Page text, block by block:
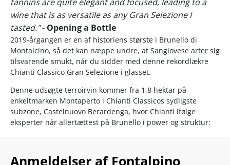
wine that is as versatile as any Gran Selezione I
tasted."- Opening a Bottle
2019-årgangen er en af historiens største i Brunello di
Montalcino, så det kan næppe undre, at Sangiovese arter sig
tilsvarende smukt, når du sidder med denne rekordlækre
Chianti Classico Gran Selezione i glasset.
Denne udsøgte terroirvin kommer fra 1,8 hektar på
enkeltmarken Montaperto i Chianti Classicos sydligste
subzone, Castelnuovo Berardenga, hvor Chianti ifølge
eksperter når allertættest på Brunello i power og struktur:
described as having Brunello-like structures.”– Kerin
Anmeldelser af Fontalpino